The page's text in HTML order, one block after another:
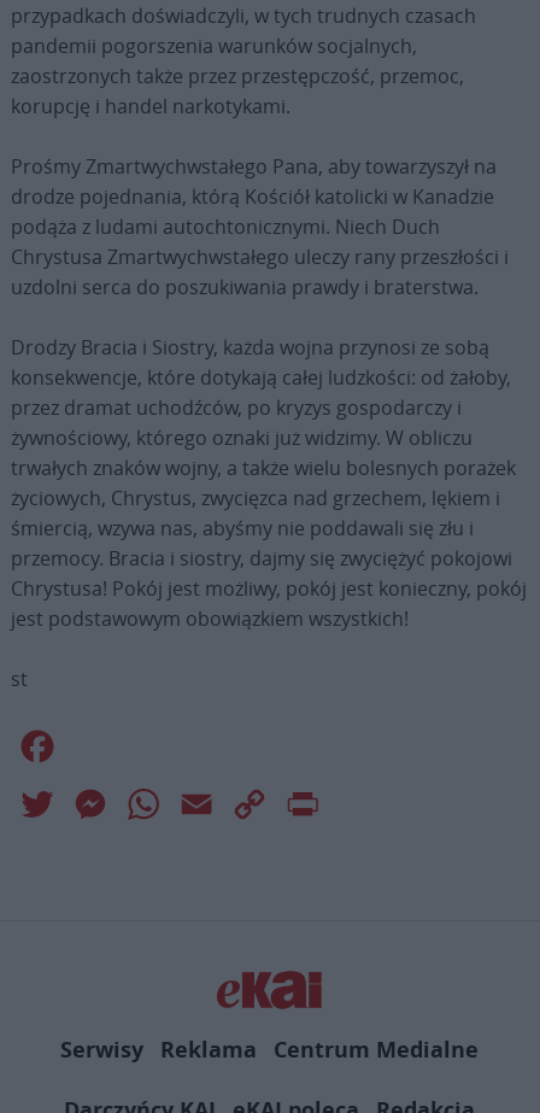
przypadkach doświadczyli, w tych trudnych czasach
pandemii pogorszenia warunków socjalnych,
zaostrzonych także przez przestępczość, przemoc,
korupcję i handel narkotykami.
Prośmy Zmartwychwstałego Pana, aby towarzyszył na
drodze pojednania, którą Kościół katolicki w Kanadzie
podąża z ludami autochtonicznymi. Niech Duch
Chrystusa Zmartwychwstałego uleczy rany przeszłości i
uzdolni serca do poszukiwania prawdy i braterstwa.
Drodzy Bracia i Siostry, każda wojna przynosi ze sobą
konsekwencje, które dotykają całej ludzkości: od żałoby,
przez dramat uchodźców, po kryzys gospodarczy i
żywnościowy, którego oznaki już widzimy. W obliczu
trwałych znaków wojny, a także wielu bolesnych porażek
życiowych, Chrystus, zwycięzca nad grzechem, lękiem i
śmiercią, wzywa nas, abyśmy nie poddawali się złu i
przemocy. Bracia i siostry, dajmy się zwyciężyć pokojowi
Chrystusa! Pokój jest możliwy, pokój jest konieczny, pokój
jest podstawowym obowiązkiem wszystkich!
st
Twitter MessengerWhatsApp
Email
Copy
Serwisy Reklama
Centrum Medialne